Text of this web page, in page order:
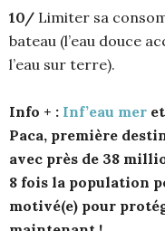
10/ Limiter sa
bateau (l’eau douce
l’eau sur terre).
Info + : Inf’eau mer et
Paca, première
avec près de 38
8 fois la population
motivé(e) pour